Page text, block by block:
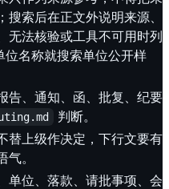
索后在正文外说明来源、
无法核验或工具不可用时列
位名称就搜索单位公开样
告、通知、函、批复、纪要
判断。
替上级作决定，下行文要有
。
单位、落款、请批事项、会